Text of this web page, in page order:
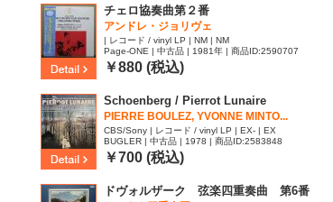
チェロ協奏曲第２番
アンドレ・ジョリヴェ
| レコード / vinyl LP | NM | NM
Page-ONE | 中古品 | 1981年 | 商品ID:2590707
￥880 (税込)
Schoenberg / Pierrot Lunaire
PIERRE BOULEZ, YVONNE MINTO...
CBS/Sony | レコード / vinyl LP | EX- | EX
BUGLER | 中古品 | 1978 | 商品ID:2583848
￥700 (税込)
ドヴォルザーク 弦楽四重奏曲 第6番